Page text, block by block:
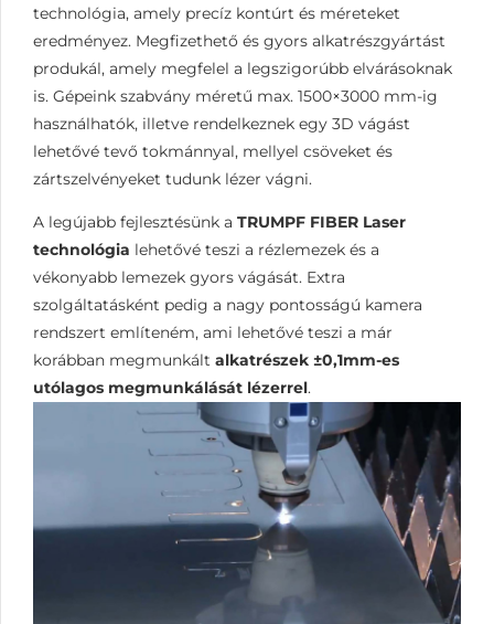
technológia, amely precíz kontúrt és méreteket
eredményez. Megfizethető és gyors alkatrészgyártást
produkál, amely megfelel a legszigorúbb elvárásoknak
is. Gépeink szabvány méretű max. 1500×3000 mm-ig
használhatók, illetve rendelkeznek egy 3D vágást
lehetővé tevő tokmánnyal, mellyel csöveket és
zártszelvényeket tudunk lézer vágni.
A legújabb fejlesztésünk a TRUMPF FIBER Laser
technológia lehetővé teszi a rézlemezek és a
vékonyabb lemezek gyors vágását. Extra
szolgáltatásként pedig a nagy pontosságú kamera
rendszert említeném, ami lehetővé teszi a már
korábban megmunkált alkatrészek ±0,1mm-es
utólagos megmunkálását lézerrel.